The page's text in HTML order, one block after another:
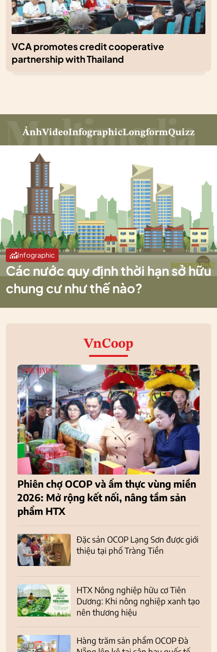
VCA promotes credit cooperative
partnership with Thailand
ẢnhVideoInfographicLongformQuizz
Infographic
Các nước quy định thời hạn sở hữu
chung cư như thế nào?
VnCoop
Phiên chợ OCOP và ẩm thực vùng miền
2026: Mở rộng kết nối, nâng tầm sản
phẩm HTX
Đặc sản OCOP Lạng Sơn được giới
thiệu tại phố Tràng Tiền
HTX Nông nghiệp hữu cơ Tiên
Dương: Khi nông nghiệp xanh tạo
nên thương hiệu
Hàng trăm sản phẩm OCOP Đà